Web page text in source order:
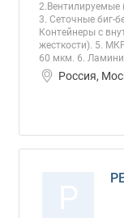
2.Вентилируемые
3. Сеточные биг-
Контейнеры с
жесткости). 5.
60 мкм. 6.
Россия,